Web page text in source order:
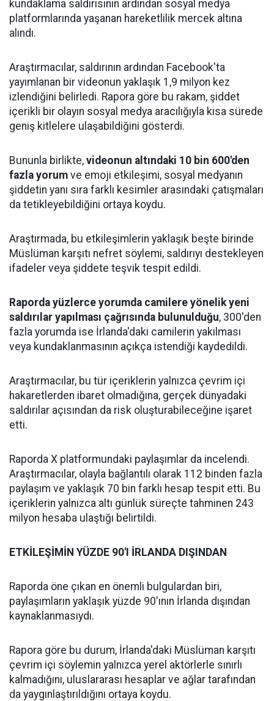
kundaklama saldırısının ardından sosyal medya
platformlarında yaşanan hareketlilik mercek altına
alındı.
Araştırmacılar, saldırının ardından Facebook'ta
yayımlanan bir videonun yaklaşık 1,9 milyon kez
izlendiğini belirledi. Rapora göre bu rakam, şiddet
içerikli bir olayın sosyal medya aracılığıyla kısa sürede
geniş kitlelere ulaşabildiğini gösterdi.
Bununla birlikte, videonun altındaki 10 bin 600'den
fazla yorum ve emoji etkileşimi, sosyal medyanın
şiddetin yanı sıra farklı kesimler arasındaki çatışmaları
da tetikleyebildiğini ortaya koydu.
Araştırmada, bu etkileşimlerin yaklaşık beşte birinde
Müslüman karşıtı nefret söylemi, saldırıyı destekleyen
ifadeler veya şiddete teşvik tespit edildi.
Raporda yüzlerce yorumda camilere yönelik yeni
saldırılar yapılması çağrısında bulunulduğu, 300'den
fazla yorumda ise İrlanda'daki camilerin yakılması
veya kundaklanmasının açıkça istendiği kaydedildi.
Araştırmacılar, bu tür içeriklerin yalnızca çevrim içi
hakaretlerden ibaret olmadığına, gerçek dünyadaki
saldırılar açısından da risk oluşturabileceğine işaret
etti.
Raporda X platformundaki paylaşımlar da incelendi.
Araştırmacılar, olayla bağlantılı olarak 112 binden fazla
paylaşım ve yaklaşık 70 bin farklı hesap tespit etti. Bu
içeriklerin yalnızca altı günlük süreçte tahminen 243
milyon hesaba ulaştığı belirtildi.
ETKİLEŞİMİN YÜZDE 90'I İRLANDA DIŞINDAN
Raporda öne çıkan en önemli bulgulardan biri,
paylaşımların yaklaşık yüzde 90'ının İrlanda dışından
kaynaklanmasıydı.
Rapora göre bu durum, İrlanda'daki Müslüman karşıtı
çevrim içi söylemin yalnızca yerel aktörlerle sınırlı
kalmadığını, uluslararası hesaplar ve ağlar tarafından
da yaygınlaştırıldığını ortaya koydu.